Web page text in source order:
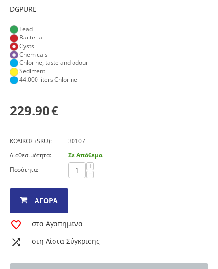
DGPURE
Lead
Bacteria
Cysts
Chemicals
Chlorine, taste and odour
Sediment
44.000 liters Chlorine
229.90€
ΚΩΔΙΚΟΣ (SKU):
30107
Διαθεσιμότητα:
Σε Απόθεμα
Ποσότητα:
+
−
ΑΓΟΡΆ
στα Αγαπημένα
στη Λίστα Σύγκρισης